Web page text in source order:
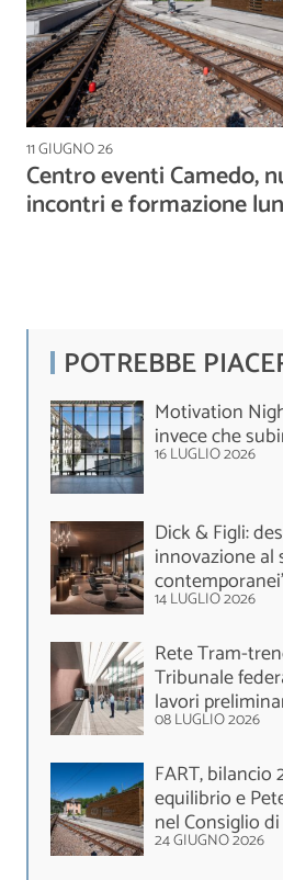
11 GIUGNO 26
Centro eventi Camedo,
incontri e formazione
POTREBBE
Motivation
invece che
16 LUGLIO 2026
Dick & Figli:
innovazione al
14 LUGLIO 2026
Rete Tram-
Tribunale
lavori
08 LUGLIO 2026
FART, bilancio
equilibrio e
nel Consiglio
24 GIUGNO 2026